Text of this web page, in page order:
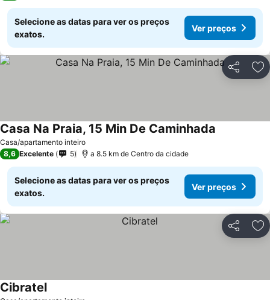
Selecione as datas para ver os preços
exatos.
Ver preços
Partilhar
Casa/apartamento inteiro
Casa Na Praia, 15 Min De Caminhada
8,6 Excelente 5 a 8.5 km de Centro da cidade
Selecione as datas para ver os preços
exatos.
Ver preços
Partilhar
CibratelVer preços